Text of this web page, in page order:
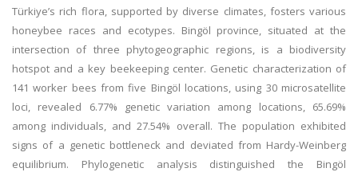
Türkiye’s rich flora, supported by diverse climates, fosters various
honeybee races and ecotypes. Bingöl province, situated at the
intersection of three phytogeographic regions, is a biodiversity
hotspot and a key beekeeping center. Genetic characterization of
141 worker bees from five Bingöl locations, using 30 microsatellite
loci, revealed 6.77% genetic variation among locations, 65.69%
among individuals, and 27.54% overall. The population exhibited
signs of a genetic bottleneck and deviated from Hardy-Weinberg
equilibrium. Phylogenetic analysis distinguished the Bingöl